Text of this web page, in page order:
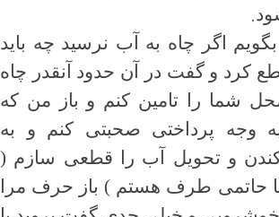
.
اگر چاه به آب نرسید چه باید
کرد و گفت در آن حدود آنقدر چاه
شما را تامین کنم و باز من که
وجه پرداختی صحبتی کنم و به
و تحویل آب را قطعی سازم (
حاتمی طرف هستم ) باز حرف مرا